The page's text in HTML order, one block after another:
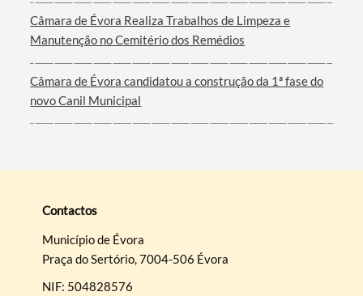
Câmara de Évora Realiza Trabalhos de Limpeza e
Manutenção no Cemitério dos Remédios
Câmara de Évora candidatou a construção da 1ª fase do
novo Canil Municipal
Contactos
Município de Évora
Praça do Sertório, 7004-506 Évora
NIF: 504828576